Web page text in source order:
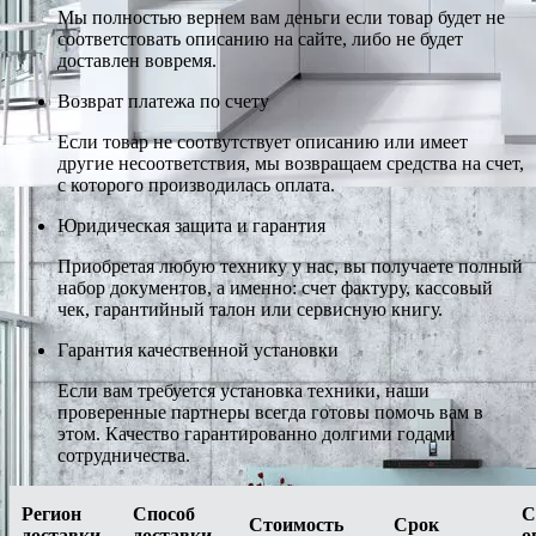
Мы полностью вернем вам деньги если товар будет не
соответстовать описанию на сайте, либо не будет
доставлен вовремя.
Возврат платежа по счету
Если товар не соотвутствует описанию или имеет
другие несоответствия, мы возвращаем средства на счет,
с которого производилась оплата.
Юридическая защита и гарантия
Приобретая любую технику у нас, вы получаете полный
набор документов, а именно: счет фактуру, кассовый
чек, гарантийный талон или сервисную книгу.
Гарантия качественной установки
Если вам требуется установка техники, наши
проверенные партнеры всегда готовы помочь вам в
этом. Качество гарантированно долгими годами
сотрудничества.
Регион
Способ
Стоимость Срок